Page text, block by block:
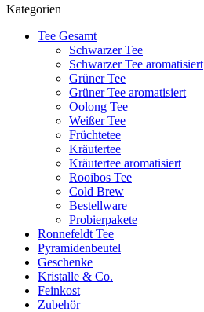
Kategorien
Tee Gesamt
Schwarzer Tee
Schwarzer Tee aromatisiert
Grüner Tee
Grüner Tee aromatisiert
Oolong Tee
Weißer Tee
Früchtetee
Kräutertee
Kräutertee aromatisiert
Rooibos Tee
Cold Brew
Bestellware
Probierpakete
Ronnefeldt Tee
Pyramidenbeutel
Geschenke
Kristalle & Co.
Feinkost
Zubehör